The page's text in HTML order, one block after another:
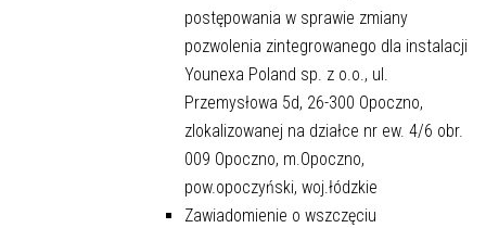
postępowania w sprawie zmiany
pozwolenia zintegrowanego dla instalacji
Younexa Poland sp. z o.o., ul.
Przemysłowa 5d, 26-300 Opoczno,
zlokalizowanej na działce nr ew. 4/6 obr.
009 Opoczno, m.Opoczno,
pow.opoczyński, woj.łódzkie
Zawiadomienie o wszczęciu